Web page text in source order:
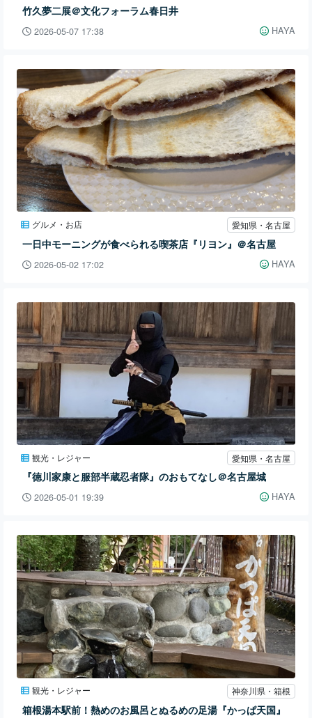
竹久夢二展＠文化フォーラム春日井
2026-05-07 17:38 HAYA
グルメ・お店 愛知県・名古屋
一日中モーニングが食べられる喫茶店『リヨン』＠名古屋
2026-05-02 17:02 HAYA
観光・レジャー 愛知県・名古屋
『徳川家康と服部半蔵忍者隊』のおもてなし＠名古屋城
2026-05-01 19:39 HAYA
観光・レジャー 神奈川県・箱根
箱根湯本駅前！熱めのお風呂とぬるめの足湯『かっぱ天国』